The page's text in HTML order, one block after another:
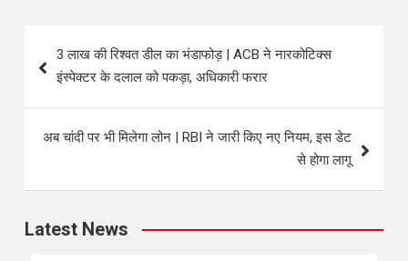
3 लाख की रिश्वत डील का भंडाफोड़ | ACB ने नारकोटिक्स
इंस्पेक्टर के दलाल को पकड़ा, अधिकारी फरार
अब चांदी पर भी मिलेगा लोन | RBI ने जारी किए नए नियम, इस डेट
से होगा लागू
Latest News